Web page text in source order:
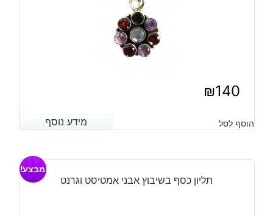
₪140
מידע נוסף הוסף לסל מידע נוסף
תליון כסף בשיבוץ אבני אמטיסט וגרנט
מבצע!